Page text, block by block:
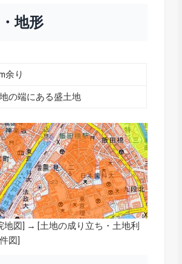
地形
余り
の端にある盛土地
地図] → [土地の成り立ち・土地利
図]